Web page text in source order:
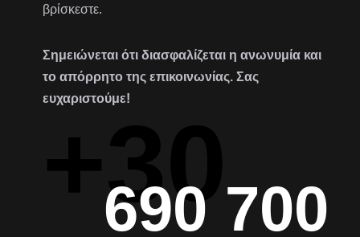
βρίσκεστε.
Σημειώνεται ότι διασφαλίζεται η ανωνυμία και
το απόρρητο της επικοινωνίας. Σας
ευχαριστούμε!
+30
690 700